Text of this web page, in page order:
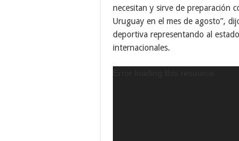
necesitan y sirve de preparación
Uruguay en el mes de agosto”,
deportiva representando al
internacionales.